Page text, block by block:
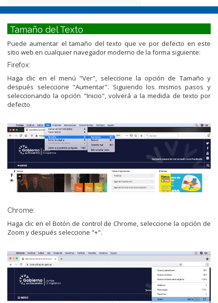
Tamaño del Texto
Puede aumentar el tamaño del texto que ve por defecto en este
sitio web en cualquier navegador moderno de la forma siguiente:
Firefox:
Haga clic en el menú "Ver", seleccione la opción de Tamaño y
después seleccione "Aumentar". Siguiendo los mismos pasos y
seleccionando la opción "Inicio", volverá a la medida de texto por
defecto
Chrome:
Haga clic en el Botón de control de Chrome, seleccione la opción de
Zoom y después seleccione "+".